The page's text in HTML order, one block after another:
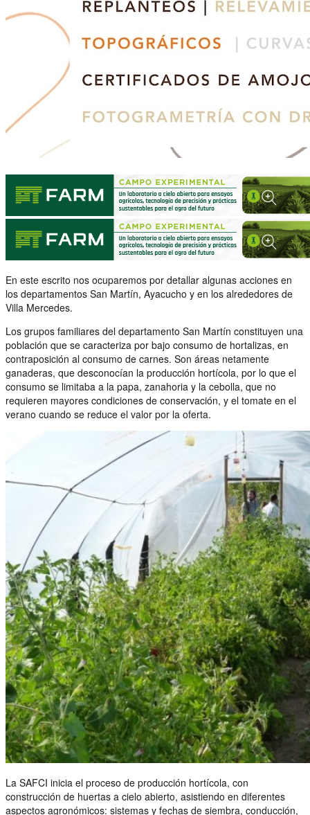
En este escrito nos ocuparemos por detallar algunas acciones en
los departamentos San Martín, Ayacucho y en los alrededores de
Villa Mercedes.
Los grupos familiares del departamento San Martín constituyen una
población que se caracteriza por bajo consumo de hortalizas, en
contraposición al consumo de carnes. Son áreas netamente
ganaderas, que desconocían la producción hortícola, por lo que el
consumo se limitaba a la papa, zanahoria y la cebolla, que no
requieren mayores condiciones de conservación, y el tomate en el
verano cuando se reduce el valor por la oferta.
La SAFCI inicia el proceso de producción hortícola, con
construcción de huertas a cielo abierto, asistiendo en diferentes
aspectos agronómicos: sistemas y fechas de siembra, conducción,